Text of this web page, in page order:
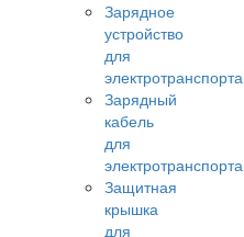
Зарядное
устройство
для
электротранспорта
Зарядный
кабель
для
электротранспорта
Защитная
крышка
для